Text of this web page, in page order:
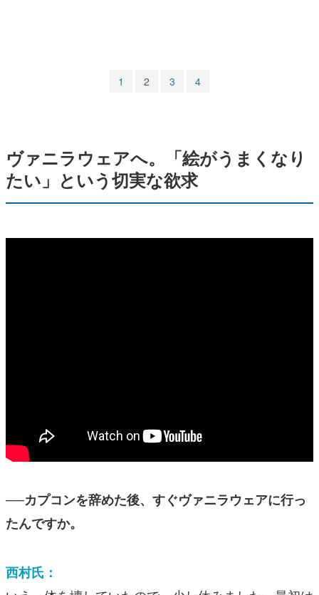
運営：株式会社マレ
1 2 3 4
ヴァニラウェアへ。「絵がうまくなり
たい」という切実な欲求
──カプコンを辞めた後、すぐヴァニラウェアに行っ
たんですか。
西村氏：